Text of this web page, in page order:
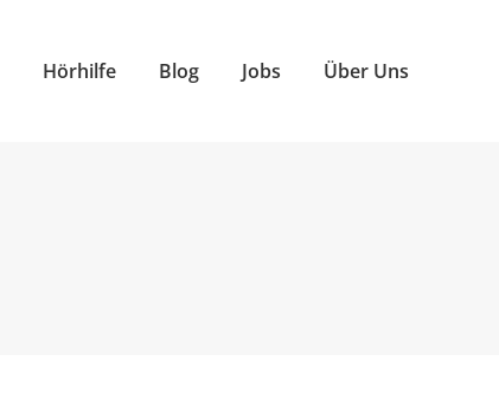
Hörhilfe Blog Jobs Über Uns